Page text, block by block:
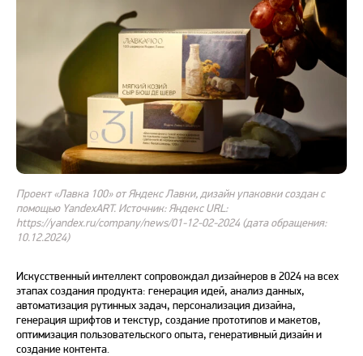
Проект «Лавка 100» от Яндекс Лавки, дизайн упаковки создан с
помощью YandexART. Источник: Яндекс URL:
https://yandex.ru/company/news/01-12-02-2024 (дата обращения:
10.12.2024)
Искусственный интеллект сопровождал дизайнеров в 2024на всех
этапах создания продукта: генерация идей, анализ данных,
автоматизация рутинных задач, персонализация дизайна,
генерация шрифтов и текстур, создание прототипов и макетов,
оптимизация пользовательского опыта, генеративный дизайни
создание контента.